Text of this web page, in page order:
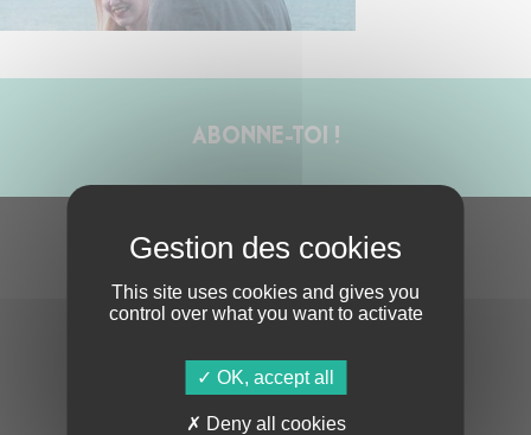
ABONNE-TOI !
S'ABONNER À LA NEWSLETTER
En cochant cette case, j’accepte la Politique de confidentialité
This site uses cookies and gives you
control over what you want to activate
OK, accept all
Deny all cookies